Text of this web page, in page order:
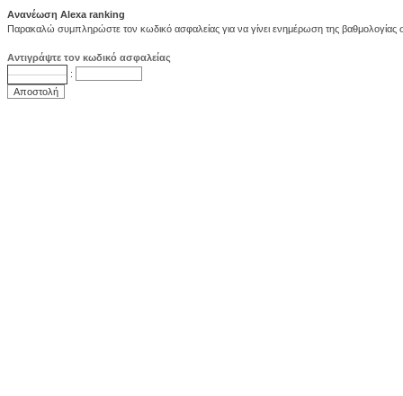
Ανανέωση Alexa ranking
Παρακαλώ συμπληρώστε τον κωδικό ασφαλείας για να γίνει ενημέρωση της βαθμολογίας
Αντιγράψτε τον κωδικό ασφαλείας
: